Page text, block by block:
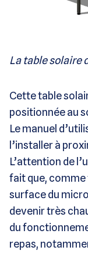
La table solaire
Cette table
positionnée au
Le manuel
l’installer à
L’attention de
fait que,
surface du
devenir très
du
repas,